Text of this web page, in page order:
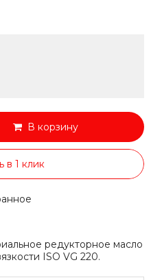
В корзину
в 1 клик
редукторное масло
ISO VG 220.